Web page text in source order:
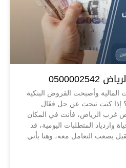
المالية وأصبحت القروض البنكية
إذا كنت تبحث عن حل فعّال
غرب الرياض، فأنت في المكان
المتطلبات اليومية، قد
يصعب التعامل معه، وهنا يأتي